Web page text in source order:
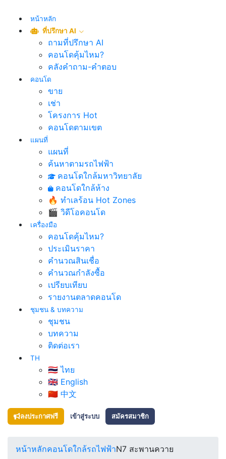
หน้าหลัก
ที่ปรึกษา AI
ถามที่ปรึกษา AI
คอนโดคุ้มไหม?
คลังคำถาม-คำตอบ
คอนโด
ขาย
เช่า
โครงการ Hot
คอนโดตามเขต
แผนที่
แผนที่
ค้นหาตามรถไฟฟ้า
คอนโดใกล้มหาวิทยาลัย
คอนโดใกล้ห้าง
🔥 ทำเลร้อน Hot Zones
🎬 วิดีโอคอนโด
เครื่องมือ
คอนโดคุ้มไหม?
ประเมินราคา
คำนวณสินเชื่อ
คำนวณกำลังซื้อ
เปรียบเทียบ
รายงานตลาดคอนโด
ชุมชน & บทความ
ชุมชน
บทความ
ติดต่อเรา
TH
🇹🇭 ไทย
🇬🇧 English
🇨🇳 中文
ลงประกาศฟรี เข้าสู่ระบบ สมัครสมาชิก
หน้าหลักคอนโดใกล้รถไฟฟ้าN7 สะพานควาย